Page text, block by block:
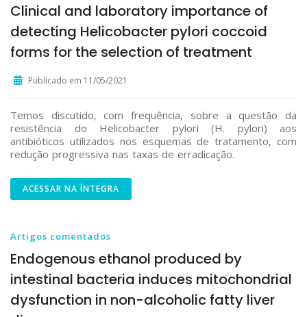
Clinical and laboratory importance of
detecting Helicobacter pylori coccoid
forms for the selection of treatment
Publicado em 11/05/2021
Temos discutido, com frequência, sobre a questão da
resistência do Helicobacter pylori (H. pylori) aos
antibióticos utilizados nos esquemas de tratamento, com
redução progressiva nas taxas de erradicação.
ACESSAR NA ÍNTEGRA
Artigos comentados
Endogenous ethanol produced by
intestinal bacteria induces mitochondrial
dysfunction in non-alcoholic fatty liver